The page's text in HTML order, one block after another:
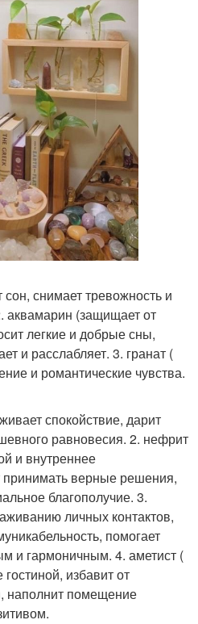
снимает тревожность и
аквамарин (защищает от
легкие и добрые сны,
и расслабляет. 3. гранат (
и романтические чувства.
спокойствие, дарит
равновесия. 2. нефрит
и внутреннее
принимать верные решения,
благополучие. 3.
личных контактов,
помогает
и гармоничным. 4. аметист (
избавит от
наполнит помещение